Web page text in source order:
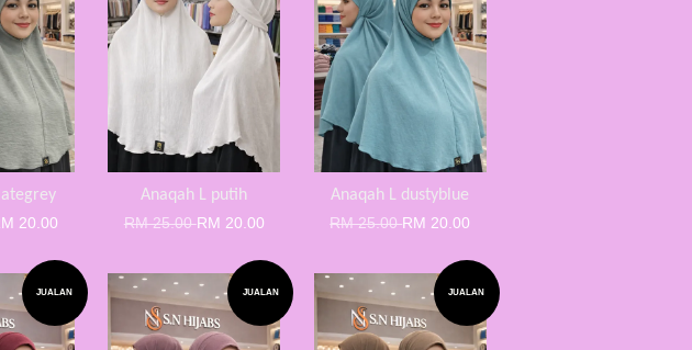
20.00
Anaqah L putih
RM 25.00RM 20.00
Anaqah L dustyblue
RM 25.00RM 20.00
JUALAN JUALAN JUALAN